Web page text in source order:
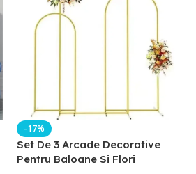
-17%
Set De 3 Arcade Decorative
Pentru Baloane Si Flori